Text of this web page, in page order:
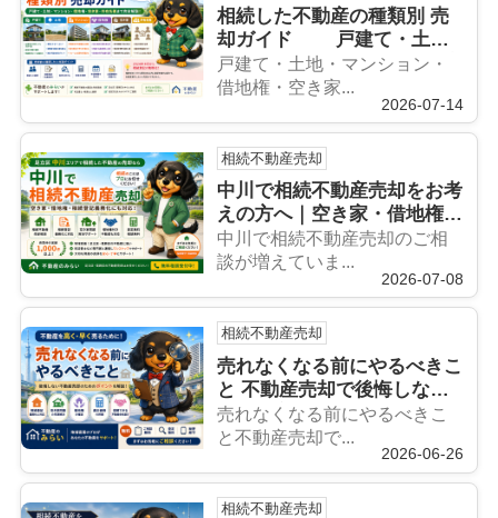
相続した不動産の種類別 売
却ガイド 戸建て・土
地・マンション・借地権・空
き家・共有名義まで徹底解説
戸建て・土地・マンション・
借地権・空き家...
2026-07-14
相続不動産売却
中川で相続不動産売却をお考
えの方へ｜空き家・借地権・
相続登記まで徹底解説
中川で相続不動産売却のご相
談が増えていま...
2026-07-08
相続不動産売却
売れなくなる前にやるべきこ
と 不動産売却で後悔しない
ための完全ガイド
売れなくなる前にやるべきこ
と不動産売却で...
2026-06-26
相続不動産売却